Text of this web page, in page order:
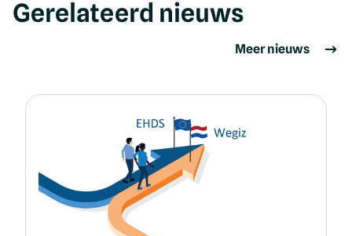
Gerelateerd nieuws
Meer nieuws